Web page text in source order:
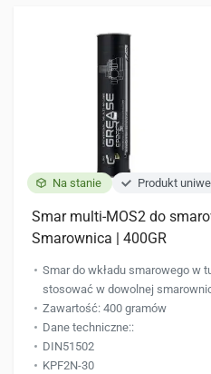
Na stanie Produkt
Smar multi-MOS2 do
Smarownica | 400GR
Smar do wkładu smarowego w
stosować w dowolnej
Zawartość: 400 gramów
Dane techniczne::
DIN51502
KPF2N-30